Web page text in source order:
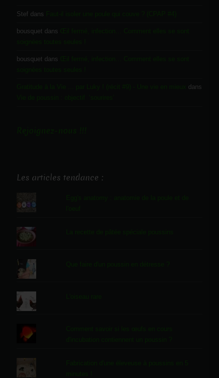
Stef dans
bousquet dans
bousquet dans
dans
Les articles tendance :